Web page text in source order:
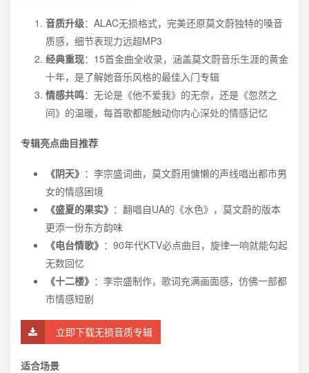
音质升级：ALAC无损格式，完美还原莫文蔚独特的嗓音
质感，细节表现力远超MP3
经典重现：15首金曲全收录，涵盖莫文蔚音乐生涯的黄金
十年，是了解她音乐风格的最佳入门专辑
情感共鸣：无论是《他不爱我》的无奈，还是《忽然之
间》的温暖，每首歌都能触动你内心深处的情感记忆
专辑亮点曲目推荐
《阴天》 ：李宗盛词曲，莫文蔚用慵懒的声线唱出都市男
女的情感困境
《盛夏的果实》 ：翻唱自UA的《水色》，莫文蔚的版本
更添一份东方韵味
《电台情歌》 ：90年代KTV必点曲目，旋律一响就能勾起
无数回忆
《十二楼》 ：李宗盛制作，歌词充满画面感，仿佛一部都
市情感短剧
立即下载无损音质专辑
适合场景